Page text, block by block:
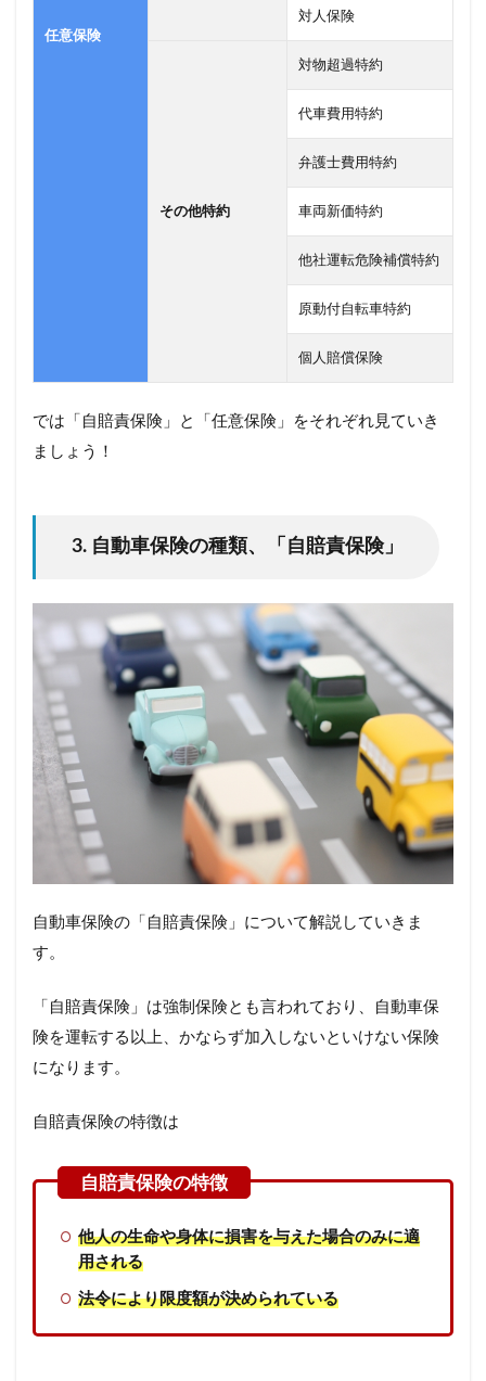
任意保険
対人保険
その他特約
対物超過特約
代車費用特約
弁護士費用特約
車両新価特約
他社運転危険補償特約
原動付自転車特約
個人賠償保険
では「自賠責保険」と「任意保険」をそれぞれ見ていき
ましょう！
3. 自動車保険の種類、「自賠責保険」
自動車保険の「自賠責保険」について解説していきま
す。
「自賠責保険」は強制保険とも言われており、自動車保
険を運転する以上、かならず加入しないといけない保険
になります。
自賠責保険の特徴は
他人の生命や身体に損害を与えた場合のみに適
用される
法令により限度額が決められている